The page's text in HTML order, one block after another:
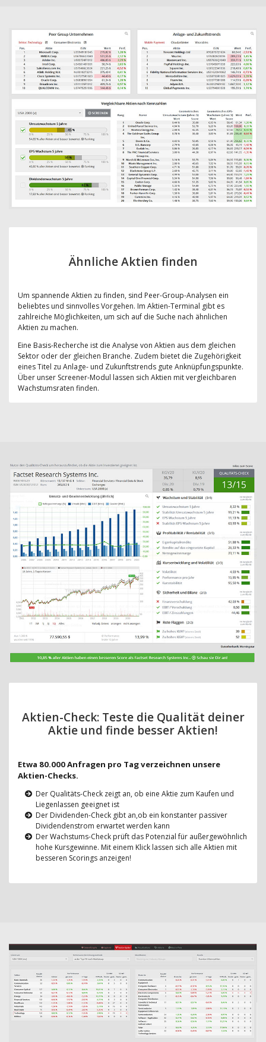
Ähnliche Aktien finden
Um spannende Aktien zu finden, sind Peer-Group-Analysen ein
beliebtes und sinnvolles Vorgehen. Im Aktien-Terminal gibt es
zahlreiche Möglichkeiten, um sich auf die Suche nach ähnlichen
Aktien zu machen.
Eine Basis-Recherche ist die Analyse von Aktien aus dem gleichen
Sektor oder der gleichen Branche. Zudem bietet die Zugehörigkeit
eines Titel zu Anlage- und Zukunftstrends gute Anknüpfungspunkte.
Über unser Screener-Modul lassen sich Aktien mit vergleichbaren
Wachstumsraten finden.
Aktien-Check: Teste die Qualität deiner
Aktie und finde besser Aktien!
Etwa 80.000 Anfragen pro Tag verzeichnen unsere
Aktien-Checks.
Der Qualitäts-Check zeigt an, ob eine Aktie zum Kaufen und
Liegenlassen geeignet ist
Der Dividenden-Check gibt an,ob ein konstanter passiver
Dividendenstrom erwartet werden kann
Der Wachstums-Check prüft das Potenzial für außergewöhnlich
hohe Kursgewinne. Mit einem Klick lassen sich alle Aktien mit
besseren Scorings anzeigen!